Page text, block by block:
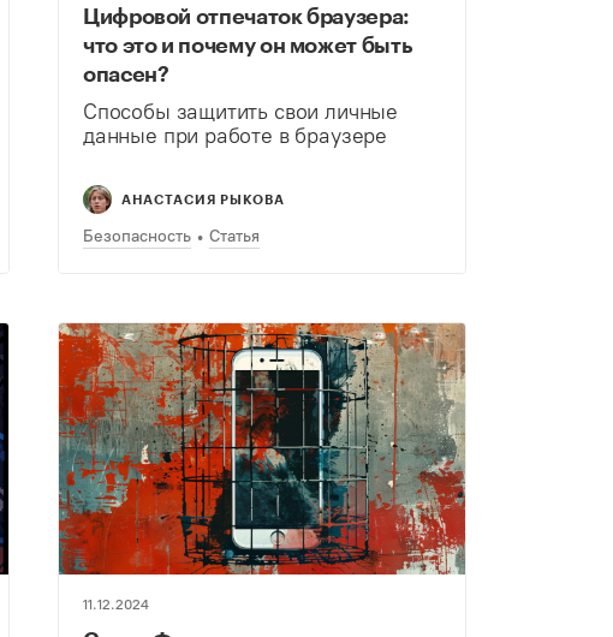
Цифровой отпечаток браузера:
что это и почему он может быть
опасен?
Способы защитить свои личные
данные при работе в браузере
АНАСТАСИЯ РЫКОВА
Безопасность Статья
11.12.2024